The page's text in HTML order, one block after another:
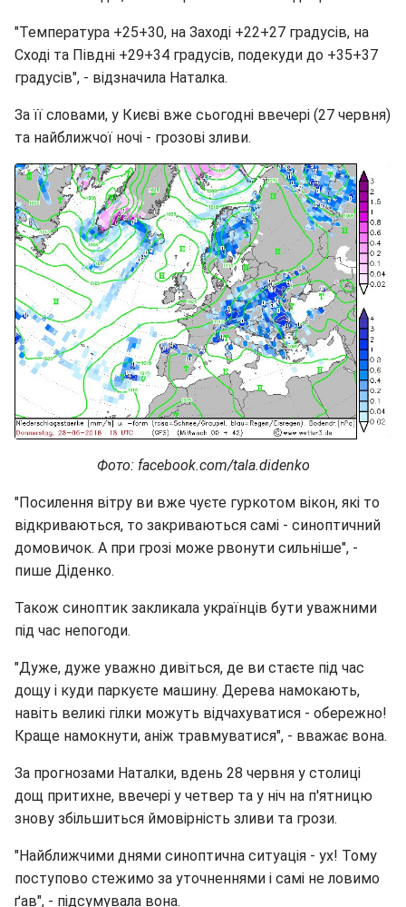
"Температура +25+30, на Заході +22+27 градусів, на
Сході та Півдні +29+34 градусів, подекуди до +35+37
градусів", - відзначила Наталка.
За її словами, у Києві вже сьогодні ввечері (27 червня)
та найближчої ночі - грозові зливи.
Фото: facebook.com/tala.didenko
"Посилення вітру ви вже чуєте гуркотом вікон, які то
відкриваються, то закриваються самі - синоптичний
домовичок. А при грозі може рвонути сильніше", -
пише Діденко.
Також синоптик закликала українців бути уважними
під час непогоди.
"Дуже, дуже уважно дивіться, де ви стаєте під час
дощу і куди паркуєте машину. Дерева намокають,
навіть великі гілки можуть відчахуватися - обережно!
Краще намокнути, аніж травмуватися", - вважає вона.
За прогнозами Наталки, вдень 28 червня у столиці
дощ притихне, ввечері у четвер та у ніч на п'ятницю
знову збільшиться ймовірність зливи та грози.
"Найближчими днями синоптична ситуація - ух! Тому
поступово стежимо за уточненнями і самі не ловимо
ґав", - підсумувала вона.